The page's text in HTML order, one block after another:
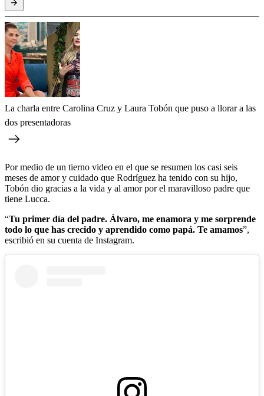
La charla entre Carolina Cruz y Laura Tobón que puso a llorar a las
dos presentadoras
Por medio de un tierno video en el que se resumen los casi seis
meses de amor y cuidado que Rodríguez ha tenido con su hijo,
Tobón dio gracias a la vida y al amor por el maravilloso padre que
tiene Lucca.
“Tu primer día del padre. Álvaro, me enamora y me sorprende
todo lo que has crecido y aprendido como papá. Te amamos”,
escribió en su cuenta de Instagram.